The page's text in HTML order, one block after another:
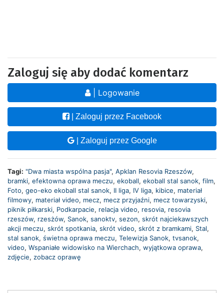
Zaloguj się aby dodać komentarz
| Logowanie
| Zaloguj przez Facebook
| Zaloguj przez Google
Tagi: "Dwa miasta wspólna pasja", Apklan Resovia Rzeszów,
bramki, efektowna oprawa meczu, ekoball, ekoball stal sanok, film,
Foto, geo-eko ekoball stal sanok, II liga, IV liga, kibice, materiał
filmowy, materiał video, mecz, mecz przyjaźni, mecz towarzyski,
piknik piłkarski, Podkarpacie, relacja video, resovia, resovia
rzeszów, rzesżów, Sanok, sanoktv, sezon, skrót najciekawszych
akcji meczu, skrót spotkania, skrót video, skrót z bramkami, Stal,
stal sanok, świetna oprawa meczu, Telewizja Sanok, tvsanok,
video, Wspaniałe widowisko na Wierchach, wyjątkowa oprawa,
zdjęcie, zobacz oprawę